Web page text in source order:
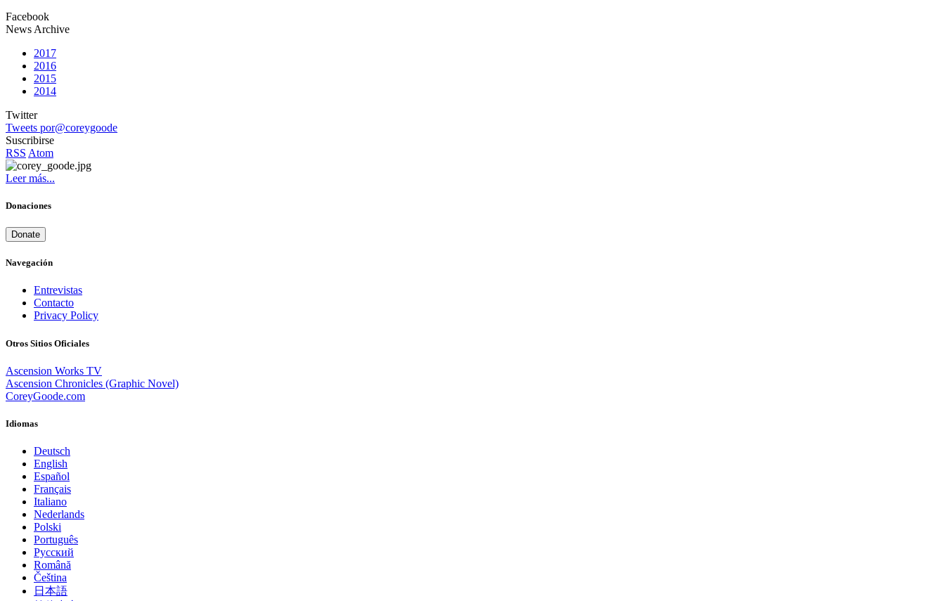
Facebook
News Archive
2017
2016
2015
2014
Twitter
Tweets por@coreygoode
Suscribirse
RSS Atom
Leer más...
Donaciones
Donate
Navegación
Entrevistas
Contacto
Privacy Policy
Otros Sitios Oficiales
Ascension Works TV
Ascension Chronicles (Graphic Novel)
CoreyGoode.com
Idiomas
Deutsch
English
Español
Français
Italiano
Nederlands
Polski
Português
Pусский
Română
Čeština
日本語